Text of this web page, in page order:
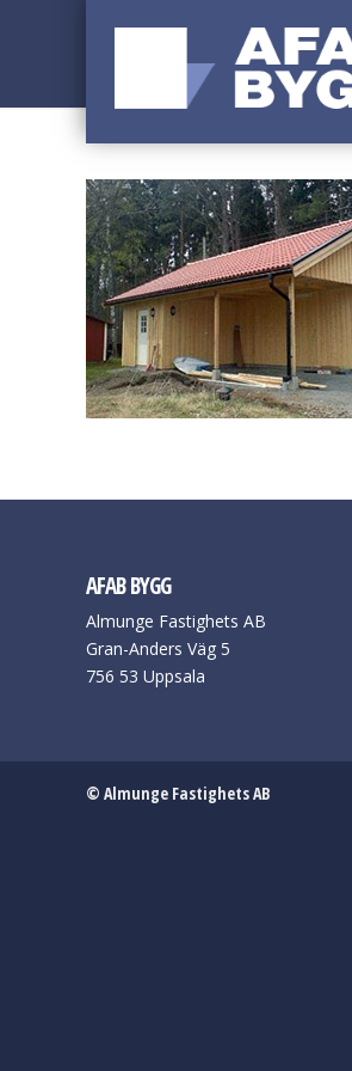
AFAB BYGG
Almunge Fastighets AB
Gran-Anders Väg 5
756 53 Uppsala
© Almunge Fastighets AB